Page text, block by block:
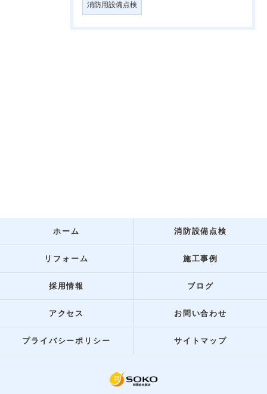
消防用設備点検
ホーム 消防設備点検
リフォーム 施工事例
採用情報 ブログ
アクセス お問い合わせ
プライバシーポリシー サイトマップ